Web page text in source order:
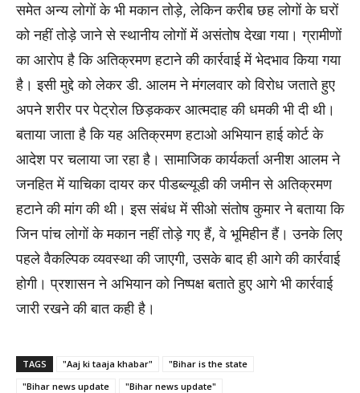
समेत अन्य लोगों के भी मकान तोड़े, लेकिन करीब छह लोगों के घरों
को नहीं तोड़े जाने से स्थानीय लोगों में असंतोष देखा गया। ग्रामीणों
का आरोप है कि अतिक्रमण हटाने की कार्रवाई में भेदभाव किया गया
है। इसी मुद्दे को लेकर डी. आलम ने मंगलवार को विरोध जताते हुए
अपने शरीर पर पेट्रोल छिड़ककर आत्मदाह की धमकी भी दी थी।
बताया जाता है कि यह अतिक्रमण हटाओ अभियान हाई कोर्ट के
आदेश पर चलाया जा रहा है। सामाजिक कार्यकर्ता अनीश आलम ने
जनहित में याचिका दायर कर पीडब्ल्यूडी की जमीन से अतिक्रमण
हटाने की मांग की थी। इस संबंध में सीओ संतोष कुमार ने बताया कि
जिन पांच लोगों के मकान नहीं तोड़े गए हैं, वे भूमिहीन हैं। उनके लिए
पहले वैकल्पिक व्यवस्था की जाएगी, उसके बाद ही आगे की कार्रवाई
होगी। प्रशासन ने अभियान को निष्पक्ष बताते हुए आगे भी कार्रवाई
जारी रखने की बात कही है।
TAGS "Aaj ki taaja khabar"
"Bihar is the state
"Bihar news update
"Bihar news update"